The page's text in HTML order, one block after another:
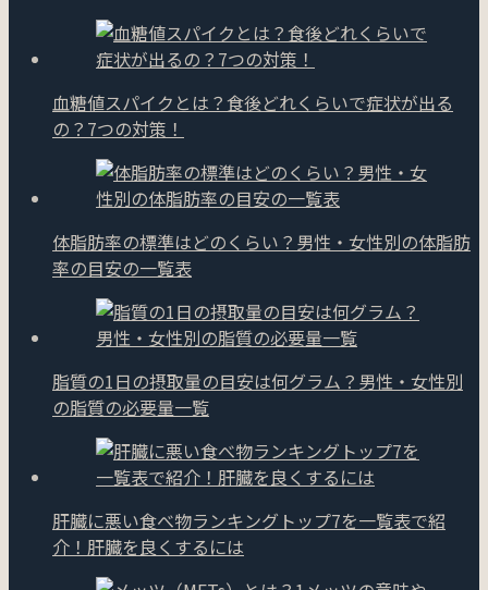
血糖値スパイクとは？食後どれくらいで症状が出る
の？7つの対策！
体脂肪率の標準はどのくらい？男性・女性別の体脂肪
率の目安の一覧表
脂質の1日の摂取量の目安は何グラム？男性・女性別
の脂質の必要量一覧
肝臓に悪い食べ物ランキングトップ7を一覧表で紹
介！肝臓を良くするには